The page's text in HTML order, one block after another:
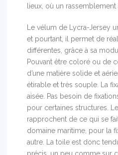
lieux, où un rassemblement
Le vélum de Lycra-Jersey
et pourtant, il permet de
différentes, grâce à sa
Pouvant être coloré ou de
d’une matière solide et
étirable et très souple. La
aisée. Pas besoin de
pour certaines structures.
rapprochent de ce qui se
domaine maritime, pour la
autre. La toile est donc